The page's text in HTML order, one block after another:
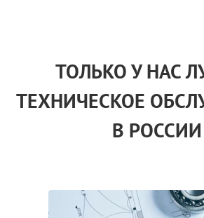
ТОЛЬКОУ НАС
ТЕХНИЧЕСКОЕ
В РОССИИ